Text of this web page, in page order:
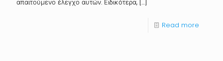
απαιτούμενο έλεγχο αυτών. Ειδικότερα, […]
Read more